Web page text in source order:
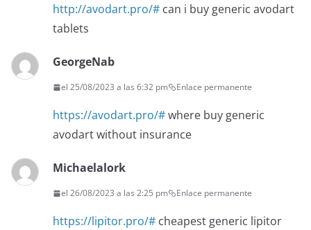
http://avodart.pro/# can i buy generic avodart
tablets
GeorgeNab
el 25/08/2023 a las 6:32 pm Enlace permanente
https://avodart.pro/#where buy generic
avodart without insurance
Michaelalork
el 26/08/2023 a las 2:25 pm Enlace permanente
https://lipitor.pro/# cheapest generic lipitor